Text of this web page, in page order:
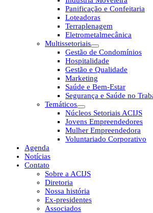
Panificação e Confeitaria
Loteadoras
Terraplenagem
Eletrometalmecânica
Multissetoriais
Gestão de Condomínios
Hospitalidade
Gestão e Qualidade
Marketing
Saúde e Bem-Estar
Segurança e Saúde no
Temáticos
Núcleos Setoriais ACIJS
Jovens Empreendedores
Mulher Empreendedora
Voluntariado Corporativo
Agenda
Notícias
Contato
Sobre a ACIJS
Diretoria
Nossa história
Ex-presidentes
Associados